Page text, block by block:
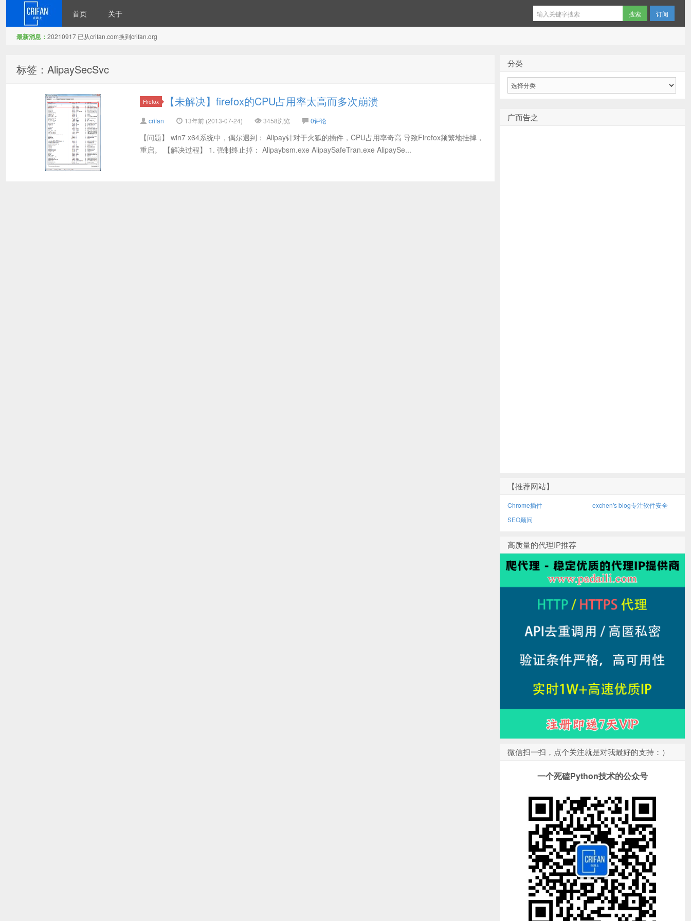
首页 关于 订阅
最新消息： 20210917 已从crifan.com换到crifan.org
标签：AlipaySecSvc
Firefox 【未解决】firefox的CPU占用率太高而多次崩溃
crifan 13年前 (2013-07-24) 3458浏览 0评论
【问题】 win7 x64系统中，偶尔遇到： Alipay针对于火狐的插件，CPU占用率奇高 导致Firefox频繁地挂掉，
重启。 【解决过程】 1. 强制终止掉： Alipaybsm.exe AlipaySafeTran.exe AlipaySe...
分类
广而告之
【推荐网站】
Chrome插件
exchen's blog专注软件安全
SEO顾问
高质量的代理IP推荐
微信扫一扫，点个关注就是对我最好的支持：）
一个死磕Python技术的公众号